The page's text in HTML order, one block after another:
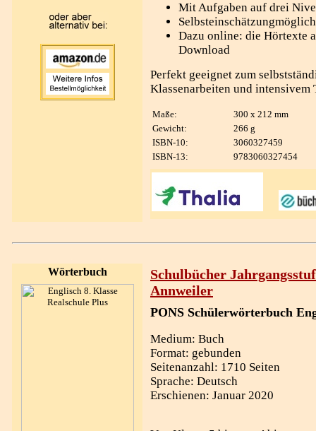
Mit Aufgaben auf drei
Dazu online: die Hörtexte
Download
Perfekt geeignet zum
Klassenarbeiten und intensivem
Maße:
300 x 212 mm
Gewicht:
266 g
ISBN-10:
3060327459
ISBN-13:
9783060327454
Wörterbuch
Schulbücher
Annweiler
PONS Schülerwörterbuch
Medium: Buch
Format: gebunden
Seitenanzahl: 1710 Seiten
Sprache: Deutsch
Erschienen: Januar 2020